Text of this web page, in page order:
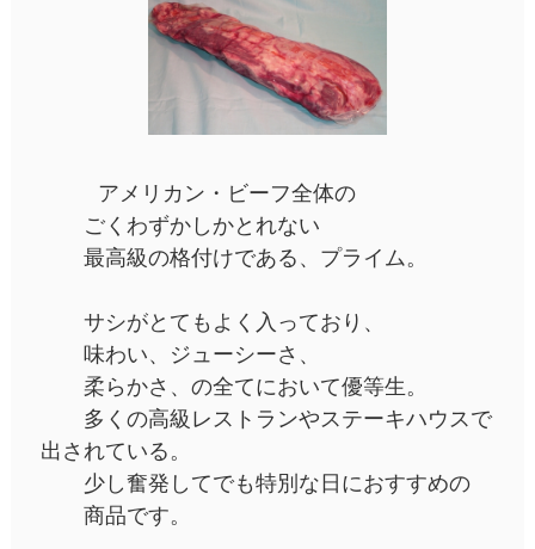
アメリカン・ビーフ全体の
ごくわずかしかとれない
最高級の格付けである、プライム。
サシがとてもよく入っており、
味わい、ジューシーさ、
柔らかさ、の全てにおいて優等生。
多くの高級レストランやステーキハウスで
出されている。
少し奮発してでも特別な日におすすめの
商品です。